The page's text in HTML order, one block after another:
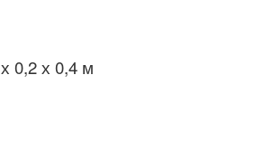
0,2 х 0,4 м